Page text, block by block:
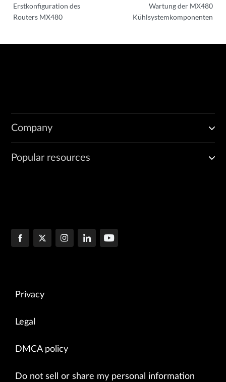
Erstkonfiguration des
Routers MX480
Wartung der MX480
Kühlsystemkomponenten
Company
Popular resources
Privacy
Legal
DMCA policy
Do not sell or share my personal information